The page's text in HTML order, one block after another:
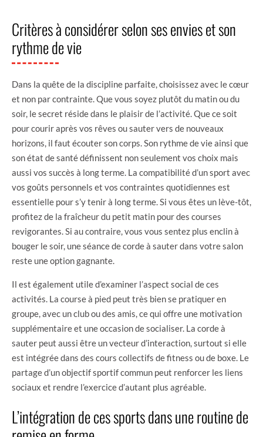
Critères à considérer selon ses envies et son
rythme de vie
Dans la quête de la discipline parfaite, choisissez avec le cœur
et non par contrainte. Que vous soyez plutôt du matin ou du
soir, le secret réside dans le plaisir de l’activité. Que ce soit
pour courir après vos rêves ou sauter vers de nouveaux
horizons, il faut écouter son corps. Son rythme de vie ainsi que
son état de santé définissent non seulement vos choix mais
aussi vos succès à long terme. La compatibilité d’un sport avec
vos goûts personnels et vos contraintes quotidiennes est
essentielle pour s’y tenir à long terme. Si vous êtes un lève-tôt,
profitez de la fraîcheur du petit matin pour des courses
revigorantes. Si au contraire, vous vous sentez plus enclin à
bouger le soir, une séance de corde à sauter dans votre salon
reste une option gagnante.
Il est également utile d’examiner l’aspect social de ces
activités. La course à pied peut très bien se pratiquer en
groupe, avec un club ou des amis, ce qui offre une motivation
supplémentaire et une occasion de socialiser. La corde à
sauter peut aussi être un vecteur d’interaction, surtout si elle
est intégrée dans des cours collectifs de fitness ou de boxe. Le
partage d’un objectif sportif commun peut renforcer les liens
sociaux et rendre l’exercice d’autant plus agréable.
L’intégration de ces sports dans une routine de